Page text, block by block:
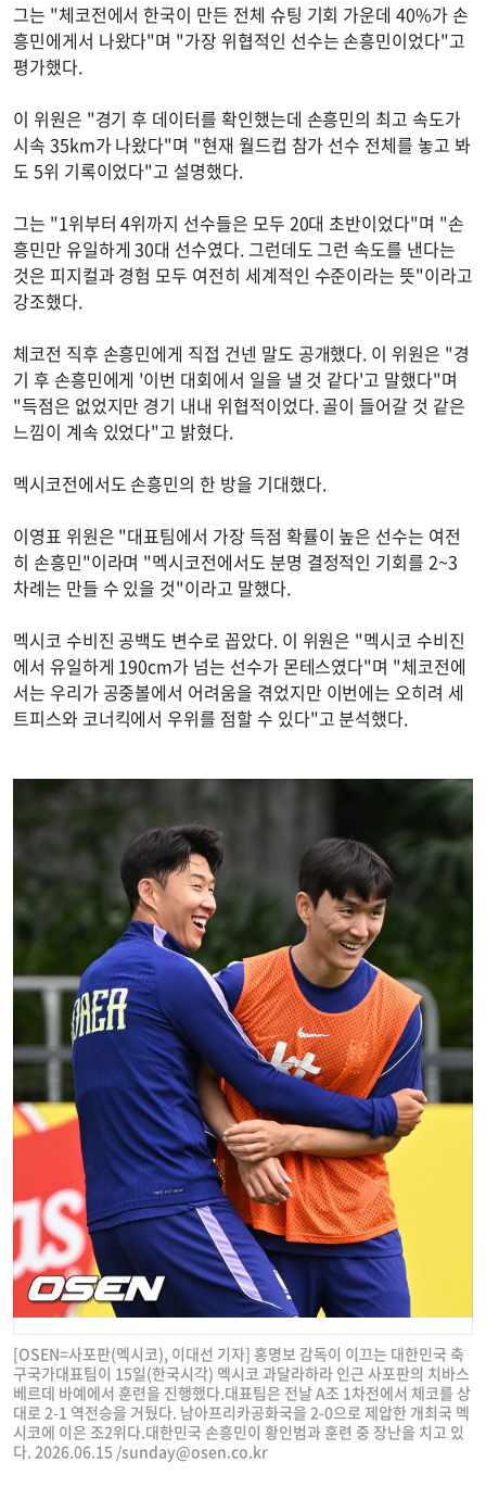
그는 "체코전에서 한국이 만든 전체 슈팅 기회 가운데 40%가 손
흥민에게서 나왔다"며 "가장 위협적인 선수는 손흥민이었다"고
평가했다.
이 위원은 "경기 후 데이터를 확인했는데 손흥민의 최고 속도가
시속 35km가 나왔다"며 "현재 월드컵 참가 선수 전체를 놓고 봐
도 5위 기록이었다"고 설명했다.
그는 "1위부터 4위까지 선수들은 모두 20대 초반이었다"며 "손
흥민만 유일하게 30대 선수였다. 그런데도 그런 속도를 낸다는
것은 피지컬과 경험 모두 여전히 세계적인 수준이라는 뜻"이라고
강조했다.
체코전 직후 손흥민에게 직접 건넨 말도 공개했다. 이 위원은 "경
기 후 손흥민에게 '이번 대회에서 일을 낼 것 같다'고 말했다"며
"득점은 없었지만 경기 내내 위협적이었다. 골이 들어갈 것 같은
느낌이 계속 있었다"고 밝혔다.
멕시코전에서도 손흥민의 한 방을 기대했다.
이영표 위원은 "대표팀에서 가장 득점 확률이 높은 선수는 여전
히 손흥민"이라며 "멕시코전에서도 분명 결정적인 기회를 2~3
차례는 만들 수 있을 것"이라고 말했다.
멕시코 수비진 공백도 변수로 꼽았다. 이 위원은 "멕시코 수비진
에서 유일하게 190cm가 넘는 선수가 몬테스였다"며 "체코전에
서는 우리가 공중볼에서 어려움을 겪었지만 이번에는 오히려 세
트피스와 코너킥에서 우위를 점할 수 있다"고 분석했다.
[OSEN=사포판(멕시코), 이대선 기자] 홍명보 감독이 이끄는 대한민국 축
구국가대표팀이 15일(한국시각) 멕시코 과달라하라 인근 사포판의 치바스
베르데 바예에서 훈련을 진행했다.대표팀은 전날 A조 1차전에서 체코를 상
대로 2-1 역전승을 거뒀다. 남아프리카공화국을 2-0으로 제압한 개최국 멕
시코에 이은 조2위다.대한민국 손흥민이 황인범과 훈련 중 장난을 치고 있
다. 2026.06.15 /sunday@osen.co.kr